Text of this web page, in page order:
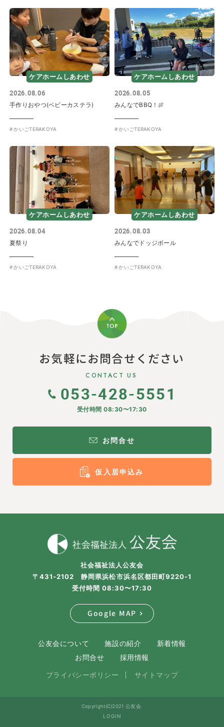
ケアホームしあわせ
2026.08.06
手作りおやつ(ベビーカステラ)
かいごTERAKOYA
ケアホームしあわせ
2026.08.05
みんなでBBQ！🍖
かいごTERAKOYA
ケアホームしあわせ
2026.08.04
夏祭り
かいごTERAKOYA
ケアホームしあわせ
2026.08.03
みんなでドッジボール
かいごTERAKOYA
お気軽にお問合せください
CONTACT US
053-428-5551
受付時間 08:30〜17:30
お問合せ
仮入居申込み
社会福祉法人公友会
〒431-2102 静岡県浜松市浜名区都田町9220-1
受付時間 08:30〜17:30
Google MAP
公友会について 施設の紹介
新着情報
お問合せ
採用情報
プライバシーポリシー サイトマップ
Copyright(C)2021 公友会.
LOGIN